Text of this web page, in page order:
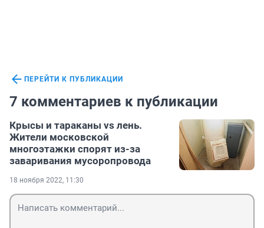
ПЕРЕЙТИ К ПУБЛИКАЦИИ
7 комментариев к публикации
Крысы и тараканы vs лень.
Жители московской
многоэтажки спорят из-за
заваривания мусоропровода
18 ноября 2022, 11:30